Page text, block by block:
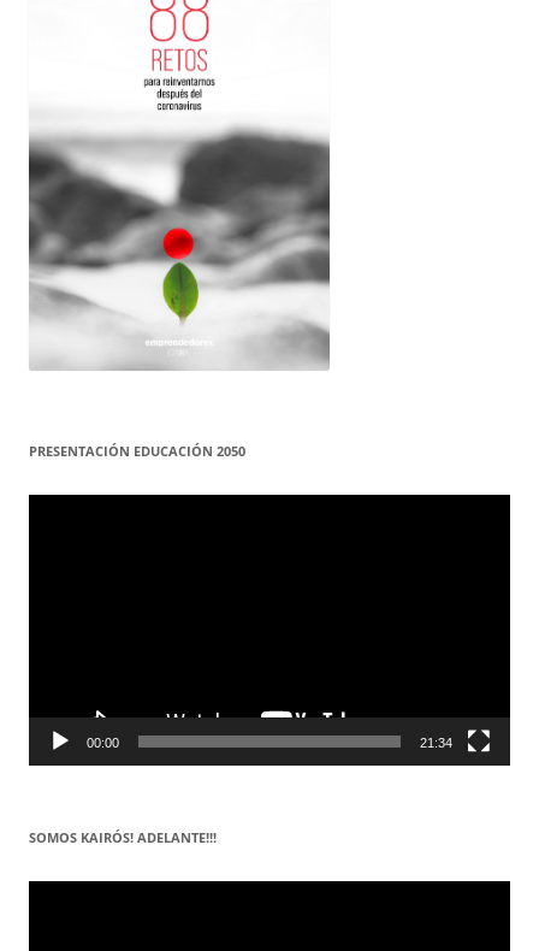
PRESENTACIÓN EDUCACIÓN 2050
Reproductor
00:00 21:34
SOMOS KAIRÓS! ADELANTE!!!
Reproductor